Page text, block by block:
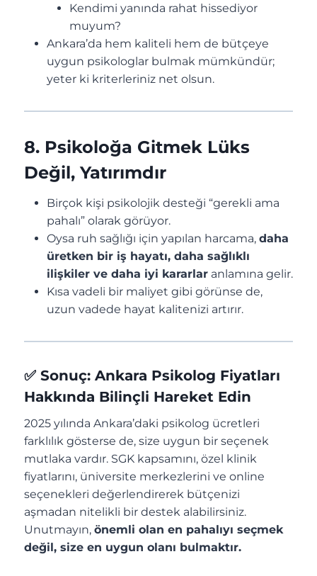
Kendimi yanında rahat hissediyor
muyum?
Ankara’da hem kaliteli hem de bütçeye
uygun psikologlar bulmak mümkündür;
yeter ki kriterleriniz net olsun.
8. Psikoloğa Gitmek Lüks
Değil, Yatırımdır
Birçok kişi psikolojik desteği “gerekli ama
pahalı” olarak görüyor.
Oysa ruh sağlığı için yapılan harcama, daha
üretken bir iş hayatı, daha sağlıklı
ilişkiler ve daha iyi kararlar anlamına gelir.
Kısa vadeli bir maliyet gibi görünse de,
uzun vadede hayat kalitenizi artırır.
✅ Sonuç: Ankara Psikolog Fiyatları
Hakkında Bilinçli Hareket Edin
2025 yılında Ankara’daki psikolog ücretleri
farklılık gösterse de, size uygun bir seçenek
mutlaka vardır. SGK kapsamını, özel klinik
fiyatlarını, üniversite merkezlerini ve online
seçenekleri değerlendirerek bütçenizi
aşmadan nitelikli bir destek alabilirsiniz.
Unutmayın, önemli olan en pahalıyı seçmek
değil, size en uygun olanı bulmaktır.